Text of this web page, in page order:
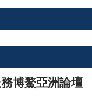
博鰲亞洲論壇